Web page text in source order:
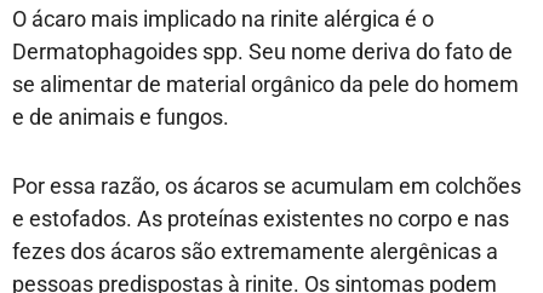
O ácaro mais implicado na rinite alérgica é o
Dermatophagoides spp. Seu nome deriva do fato de
se alimentar de material orgânico da pele do homem
e de animais e fungos.
Por essa razão, os ácaros se acumulam em colchões
e estofados. As proteínas existentes no corpo e nas
fezes dos ácaros são extremamente alergênicas a
pessoas predispostas à rinite. Os sintomas podem